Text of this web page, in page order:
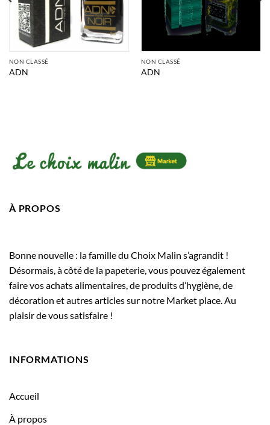
NON CLASSÉ
ADN
NON CLASSÉ
ADN
À PROPOS
Bonne nouvelle : la famille du Choix Malin s’agrandit !
Désormais, à côté de la papeterie, vous pouvez également
faire vos achats alimentaires, de produits d’hygiène, de
décoration et autres articles sur notre Market place. Au
plaisir de vous satisfaire !
INFORMATIONS
Accueil
À propos